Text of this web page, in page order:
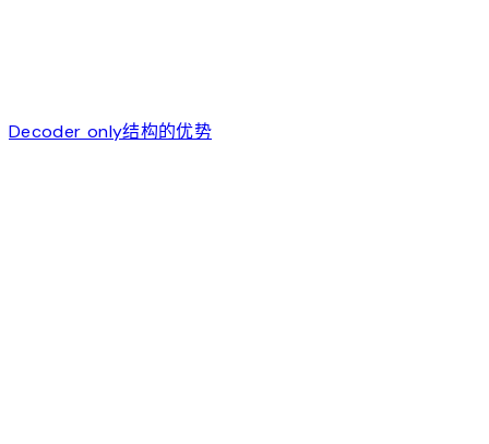
Decoder only结构的优势